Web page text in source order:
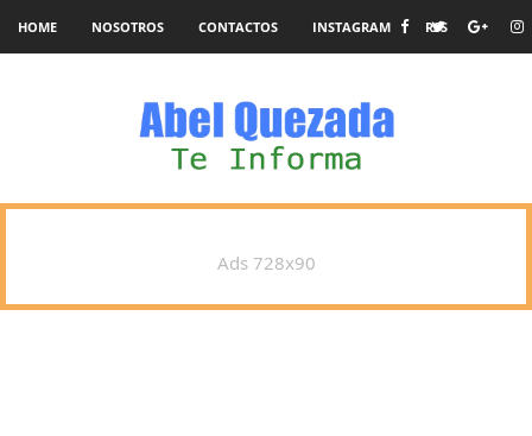
HOME NOSOTROS CONTACTOS INSTAGRAM RSS
Ads 728x90